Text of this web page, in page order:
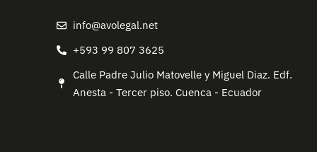
info@avolegal.net
+593 99 807 3625
Calle Padre Julio Matovelle y Miguel Diaz. Edf.
Anesta - Tercer piso. Cuenca - Ecuador